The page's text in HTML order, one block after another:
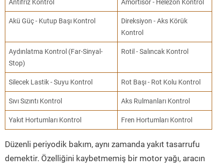
Antifriz Kontrol Amortisör - Helezon Kontrol
Akü Güç - Kutup Başı Kontrol
Direksiyon - Aks Körük
Kontrol
Aydınlatma Kontrol (Far-Sinyal-
Stop)
Rotil - Salıncak Kontrol
Silecek Lastik - Suyu Kontrol Rot Başı - Rot Kolu Kontrol
Sıvı Sızıntı Kontrol Aks Rulmanları Kontrol
Yakıt Hortumları Kontrol Fren Hortumları Kontrol
Düzenli periyodik bakım, aynı zamanda yakıt tasarrufu
demektir. Özelliğini kaybetmemiş bir motor yağı, aracın